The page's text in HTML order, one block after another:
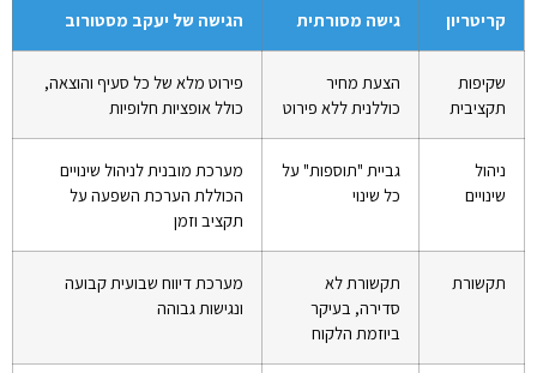
קריטריון גישה מסורתית הגישה של יעקב מסטורוב
שקיפות
תקציבית
הצעת מחיר
כוללנית ללא פירוט
פירוט מלא של כל סעיף והוצאה,
כולל אופציות חלופיות
ניהול
שינויים
גביית "תוספות" על
כל שינוי
מערכת מובנית לניהול שינויים
הכוללת הערכת השפעה על
תקציב וזמן
תקשורת
תקשורת לא
סדירה, בעיקר
ביוזמת הלקוח
מערכת דיווח שבועית קבועה
ונגישות גבוהה